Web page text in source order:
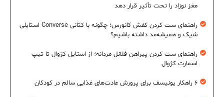
مغز نوزاد را تحت تأثیر قرار دهد
راهنمای ست کردن کفش کانورس؛ چگونه با کتانی Converse استایلی
شیک و همیشه‌مد داشته باشیم؟
راهنمای ست کردن پیراهن فلانل مردانه؛ از استایل کژوال تا تیپ
اسمارت کژوال
۶ راهکار یونیسف برای پرورش عادت‌های غذایی سالم در کودکان